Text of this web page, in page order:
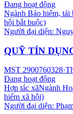
Đang hoạt động
Ngành Bảo hiểm, tái
hội bắt buộc)
Người đại diện:
QUỸ TÍN
MST 2900760328·
Đang hoạt động
Hợp tác xãNgành
hiểm xã hội)
Người đại diện: